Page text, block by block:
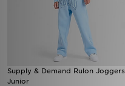
Supply & Demand Rulon Joggers
Junior